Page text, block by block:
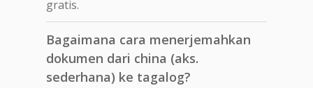
gratis.
Bagaimana cara menerjemahkan
dokumen dari china (aks.
sederhana) ke tagalog?